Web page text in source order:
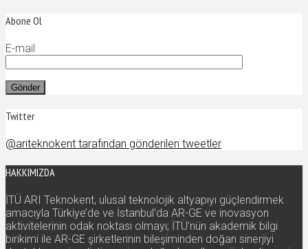
Abone Ol
E-mail
Twitter
@ariteknokent tarafından gönderilen tweetler
HAKKIMIZDA
İTÜ ARI Teknokent, ulusal teknolojik altyapıyı güçlendirmek
amacıyla Türkiye’de ve İstanbul’da AR-GE ve inovasyon
aktivitelerinin odak noktası olmayı; İTÜ’nün akademik bilgi
birikimi ile AR-GE şirketlerinin bileşiminden doğan sinerjiyi